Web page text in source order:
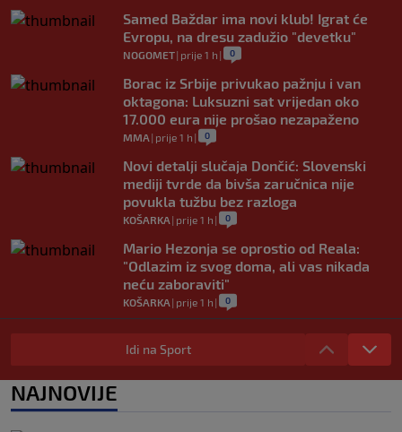
Samed Baždar ima novi klub! Igrat će
Evropu, na dresu zadužio "devetku"
NOGOMET| prije 1 h | 0
Borac iz Srbije privukao pažnju i van
oktagona: Luksuzni sat vrijedan oko
17.000 eura nije prošao nezapaženo
MMA | prije 1 h | 0
Novi detalji slučaja Dončić: Slovenski
mediji tvrde da bivša zaručnica nije
povukla tužbu bez razloga
KOŠARKA | prije 1 h | 0
Mario Hezonja se oprostio od Reala:
"Odlazim iz svog doma, ali vas nikada
neću zaboraviti"
KOŠARKA | prije 1 h | 0
Pjanić otkrio da je Alajbegović imao
bogatije ponude: "Ipak, Juve je uvijek
NOGOMET|prije 2 h| 0
Idi na Sport
NAJNOVIJE